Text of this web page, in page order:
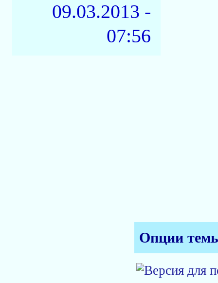
09.03.2013 -
07:56
Опции